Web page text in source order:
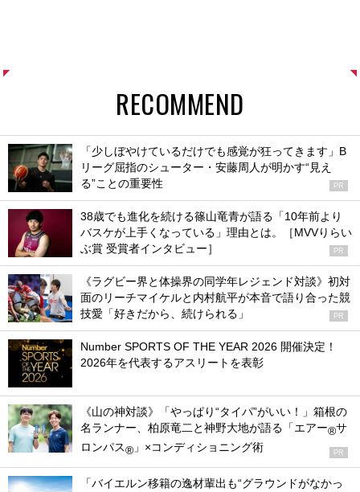
RECOMMEND
「少しぼやけているだけでも感覚が狂ってきます」B
リーグ屈指のシューター・安藤周人が明かす“見え
る”ことの重要性
PR
38歳でも進化を続ける篠山竜青が語る「10年前より
バスケが上手くなっている」理由とは。［MVVりらい
ぶ賞 受賞者インタビュー］
PR
《ラグビー界と体操界の同学年レジェンド対談》初対
面のリーチマイケルと内村航平が本音で語り合った競
技愛「好きだから、続けられる」
PR
Number SPORTS OF THE YEAR 2026 開催決定！
2026年を代表するアスリートを表彰
《山の神対談》「やっぱり“タイパ”がいい！」箱根の
名ランナー、柏原竜二と神野大地が語る「エアー®サ
ロンパス® 」×コンディショニング術 PR
「バイエルン移籍の逸材輩出も“グラウンドがなかっ